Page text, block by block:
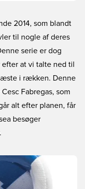
2014, som blandt
til nogle af deres
serie er dog
at vi talte ned til
i rækken. Denne
Fabregas, som
alt efter planen, får
besøger